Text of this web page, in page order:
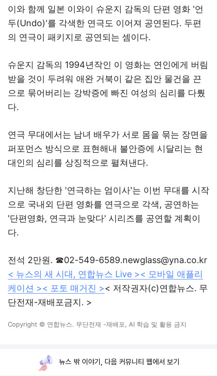
이와 함께 일본 이와이 슈운지 감독의 단편 영화 '언
두(Undo)'를 각색한 연극도 이어져 공연된다. 두편
의 연극이 패키지로 공연되는 셈이다.
슈운지 감독의 1994년작인 이 영화는 연인에게 버림
받을 것이 두려워 애완 거북이 같은 집안 물건을 끈
으로 묶어버리는 강박증에 빠진 여성의 심리를 다뤘
다.
연극 무대에서는 남녀 배우가 서로 몸을 묶는 장면을
퍼포먼스 방식으로 표현해내 불안증에 시달리는 현
대인의 심리를 상징적으로 펼쳐낸다.
지난해 창단한 '연극하는 엄이사'는 이번 무대를 시작
으로 국내외 단편 영화를 연극으로 각색, 공연하는
'단편영화, 연극과 눈맞다' 시리즈를 공연할 계획이
다.
전석 2만원. ☎02-549-6589.newglass@yna.co.kr
< 뉴스의 새 시대, 연합뉴스 Live >< 모바일 애플리
케이션 >< 포토 매거진 >< 저작권자(c)연합뉴스. 무
단전재-재배포금지. >
Copyright © 연합뉴스. 무단전재 -재배포, AI 학습 및 활용 금지
뉴스 밖 이야기, 다음 커뮤니티 웹에서 보기